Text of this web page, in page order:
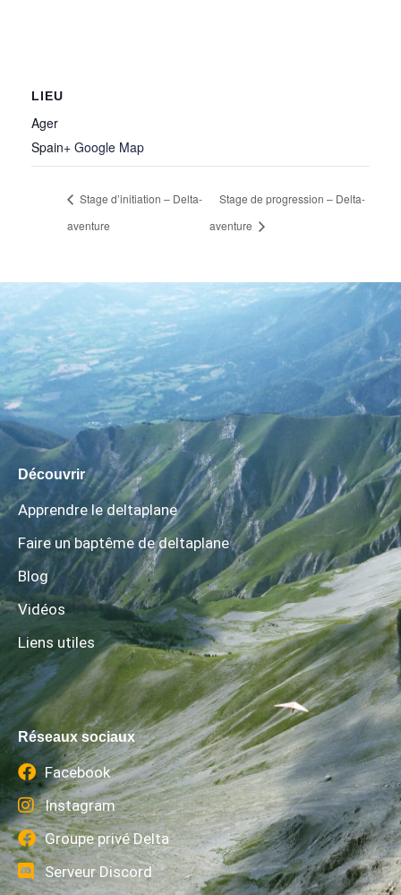
LIEU
Ager
Spain+ Google Map
Stage d’initiation – Delta-
aventure
Stage de progression – Delta-
aventure
Découvrir
Apprendre le deltaplane
Faire un baptême de deltaplane
Blog
Vidéos
Liens utiles
Réseaux sociaux
Facebook
Instagram
Groupe privé Delta
Serveur Discord